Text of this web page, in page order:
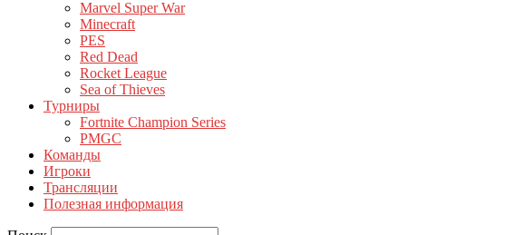
Marvel Super War
Minecraft
PES
Red Dead
Rocket League
Sea of Thieves
Турниры
Fortnite Champion Series
PMGC
Команды
Игроки
Трансляции
Полезная информация